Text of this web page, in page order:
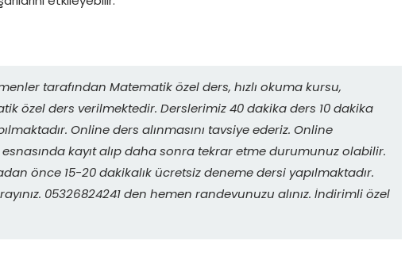
tarafından Matematik özel ders, hızlı okuma kursu,
özel ders verilmektedir. Derslerimiz 40 dakika ders 10 dakika
Online ders alınmasını tavsiye ederiz. Online
kayıt alıp daha sonra tekrar etme durumunuz olabilir.
önce 15-20 dakikalık ücretsiz deneme dersi yapılmaktadır.
05326824241 den hemen randevunuzu alınız. İndirimli özel